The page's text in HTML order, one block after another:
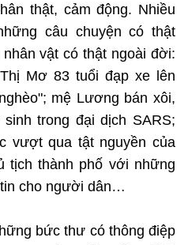
thật, cảm động. Nhiều
câu chuyện có thật
vật có thật ngoài đời:
Mơ 83 tuổi đạp xe lên
mệ Lương bán xôi,
trong đại dịch SARS;
vượt qua tật nguyền của
tịch thành phố với những
cho người dân…
bức thư có thông điệp